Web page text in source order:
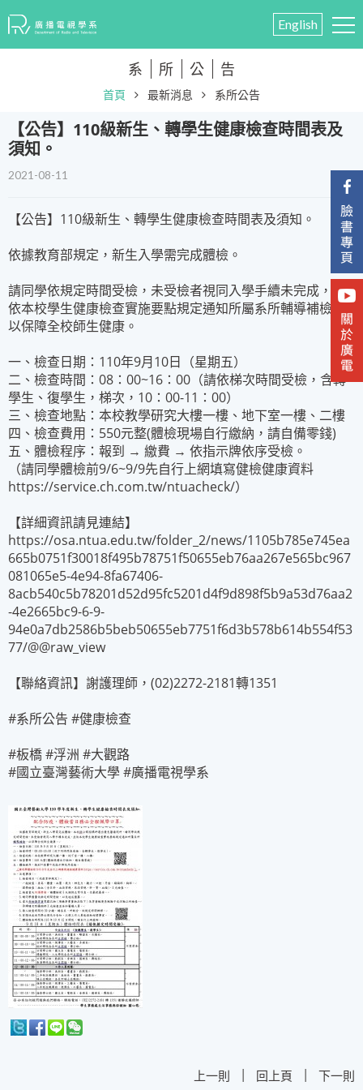
English
系 所 公 告
首頁 最新消息 系所公告
【公告】110級新生、轉學生健康檢查時間表及
須知。
2021-08-11
【公告】110級新生、轉學生健康檢查時間表及須知。
依據教育部規定，新生入學需完成體檢。
請同學依規定時間受檢，未受檢者視同入學手續未完成，並
依本校學生健康檢查實施要點規定通知所屬系所輔導補檢，
以保障全校師生健康。
一、檢查日期：110年9月10日（星期五）
二、檢查時間：08：00~16：00（請依梯次時間受檢，含轉
學生、復學生，梯次，10：00-11：00）
三、檢查地點：本校教學研究大樓一樓、地下室一樓、二樓
四、檢查費用：550元整(體檢現場自行繳納，請自備零錢)
五、體檢程序：報到 → 繳費 → 依指示牌依序受檢。
（請同學體檢前9/6~9/9先自行上網填寫健檢健康資料
https://service.ch.com.tw/ntuacheck/）
【詳細資訊請見連結】
https://osa.ntua.edu.tw/folder_2/news/1105b785e745ea
665b0751f30018f495b78751f50655eb76aa267e565bc967
081065e5-4e94-8fa67406-
8acb540c5b78201d52d95fc5201d4f9d898f5b9a53d76aa2
-4e2665bc9-6-9-
94e0a7db2586b5beb50655eb7751f6d3b578b614b554f53
77/@@raw_view
【聯絡資訊】謝護理師，(02)2272-2181轉1351
#系所公告 #健康檢查
#板橋 #浮洲 #大觀路
#國立臺灣藝術大學 #廣播電視學系
上一則 | 回上頁 | 下一則